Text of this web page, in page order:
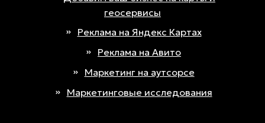
геосервисы
Реклама на Яндекс Картах
Реклама на Авито
Маркетинг на аутсорсе
Маркетинговые исследования